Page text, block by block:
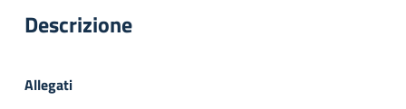
Descrizione
Allegati